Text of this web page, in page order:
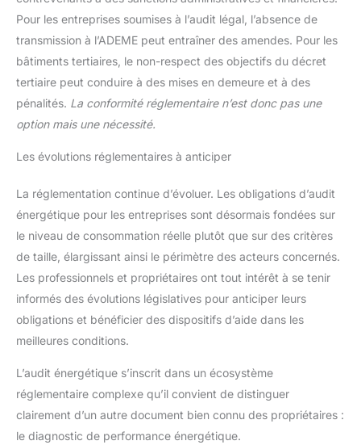
Pour les entreprises soumises à l’audit légal, l’absence de
transmission à l’ADEME peut entraîner des amendes. Pour les
bâtiments tertiaires, le non-respect des objectifs du décret
tertiaire peut conduire à des mises en demeure et à des
pénalités. La conformité réglementaire n’est donc pas une
option mais une nécessité.
Les évolutions réglementaires à anticiper
La réglementation continue d’évoluer. Les obligations d’audit
énergétique pour les entreprises sont désormais fondées sur
le niveau de consommation réelle plutôt que sur des critères
de taille, élargissant ainsi le périmètre des acteurs concernés.
Les professionnels et propriétaires ont tout intérêt à se tenir
informés des évolutions législatives pour anticiper leurs
obligations et bénéficier des dispositifs d’aide dans les
meilleures conditions.
L’audit énergétique s’inscrit dans un écosystème
réglementaire complexe qu’il convient de distinguer
clairement d’un autre document bien connu des propriétaires :
le diagnostic de performance énergétique.